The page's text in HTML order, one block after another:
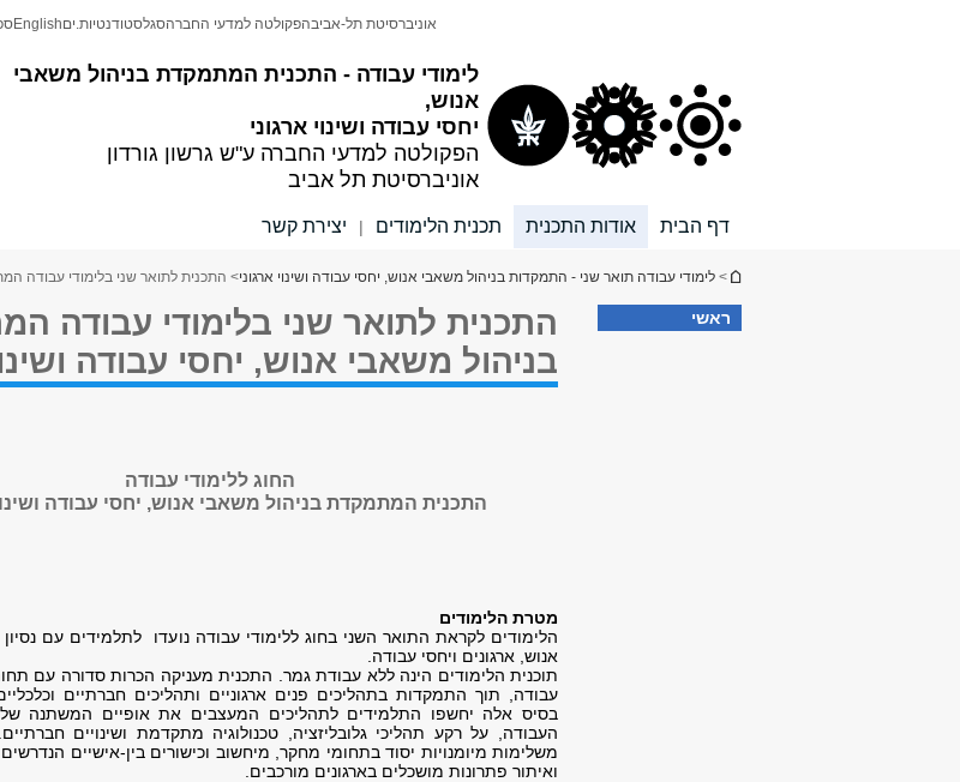
לימודי עבודה - התכנית המתמקדת בניהול משאבי
אנוש,
יחסי עבודה ושינוי ארגוני
הפקולטה למדעי החברה ע"ש גרשון גורדון
אוניברסיטת תל אביב
אוניברסיטת תל-אביבהפקולטה למדעי החברהסגלסטודנטיות.יםEnglish
דף הבית אודות התכנית תכנית הלימודים | יצירת קשר
הינך נמצא כאן
> לימודי עבודה תואר שני - התמקדות בניהול משאבי אנוש, יחסי עבודה ושינוי ארגוני> התכנית לתואר שני בלימודי עבודה
ראשי
התכנית לתואר שני בלימודי עבודה
בניהול משאבי אנוש, יחסי עבודה
החוג ללימודי עבודה
התכנית המתמקדת בניהול משאבי אנוש, יחסי עבודה
מטרת הלימודים
הלימודים לקראת התואר השני בחוג ללימודי עבודה נועדו לתלמידים עם
אנוש, ארגונים ויחסי עבודה.
תוכנית הלימודים הינה ללא עבודת גמר. התכנית מעניקה הכרות סדורה עם
עבודה, תוך התמקדות בתהליכים פנים ארגוניים ותהליכים חברתיים
בסיס אלה יחשפו התלמידים לתהליכים המעצבים את אופיים המשתנה של
העבודה, על רקע תהליכי גלובליזציה, טכנולוגיה מתקדמת ושינויים
משלימות מיומנויות יסוד בתחומי מחקר, מיחשוב וכישורים בין-אישיים הנדרשים
ואיתור פתרונות מושכלים בארגונים מורכבים.